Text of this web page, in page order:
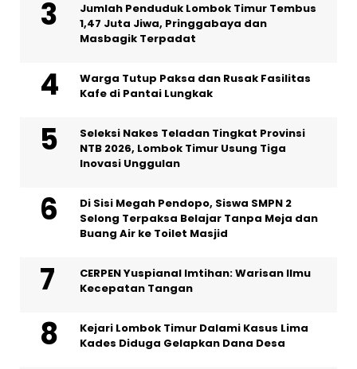
Jumlah Penduduk Lombok Timur Tembus
1,47 Juta Jiwa, Pringgabaya dan
Masbagik Terpadat
Warga Tutup Paksa dan Rusak Fasilitas
Kafe di Pantai Lungkak
Seleksi Nakes Teladan Tingkat Provinsi
NTB 2026, Lombok Timur Usung Tiga
Inovasi Unggulan
Di Sisi Megah Pendopo, Siswa SMPN 2
Selong Terpaksa Belajar Tanpa Meja dan
Buang Air ke Toilet Masjid
CERPEN Yuspianal Imtihan: Warisan Ilmu
Kecepatan Tangan
Kejari Lombok Timur Dalami Kasus Lima
Kades Diduga Gelapkan Dana Desa